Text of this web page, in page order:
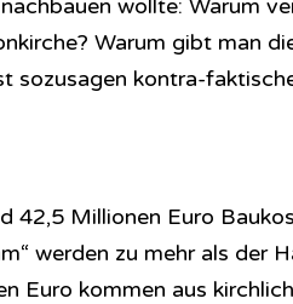
wollte: Warum
Warum gibt man
sozusagen kontra-
42,5 Millionen Euro
werden zu mehr als der
Euro kommen aus